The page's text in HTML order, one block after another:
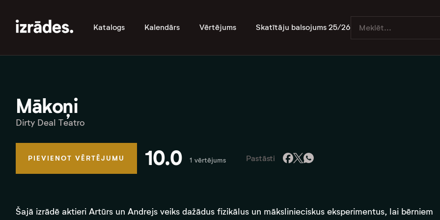
Katalogs Kalendārs Vērtējums Skatītāju balsojums 25/26
Mākoņi
Dirty Deal Teatro
PIEVIENOT VĒRTĒJUMU 10.0 1 vērtējums Pastāsti
Šajā izrādē aktieri Artūrs un Andrejs veiks dažādus fizikālus un mākslinieciskus eksperimentus, lai bērniem